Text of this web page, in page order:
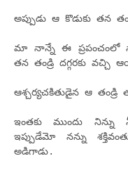
అప్పుడు ఆ కొడుకు తన
మా నాన్నే ఈ ప్రపంచంలో
తన తండ్రి దగ్గరకు
ఆశ్చర్యచకితుడైన ఆ తండ్రి
ఇంతకు ముందు నిన్ను
ఇప్పుడేమో నన్ను
అడిగాడు.